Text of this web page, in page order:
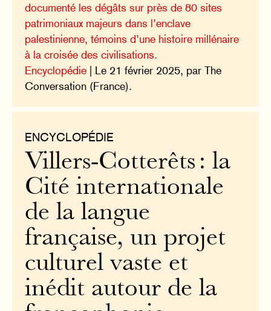
documenté les dégâts sur près de 80 sites
patrimoniaux majeurs dans l’enclave
palestinienne, témoins d’une histoire millénaire
à la croisée des civilisations.
Encyclopédie | Le 21 février 2025, par The
Conversation (France).
ENCYCLOPÉDIE
Villers-Cotterêts : la
Cité internationale
de la langue
française, un projet
culturel vaste et
inédit autour de la